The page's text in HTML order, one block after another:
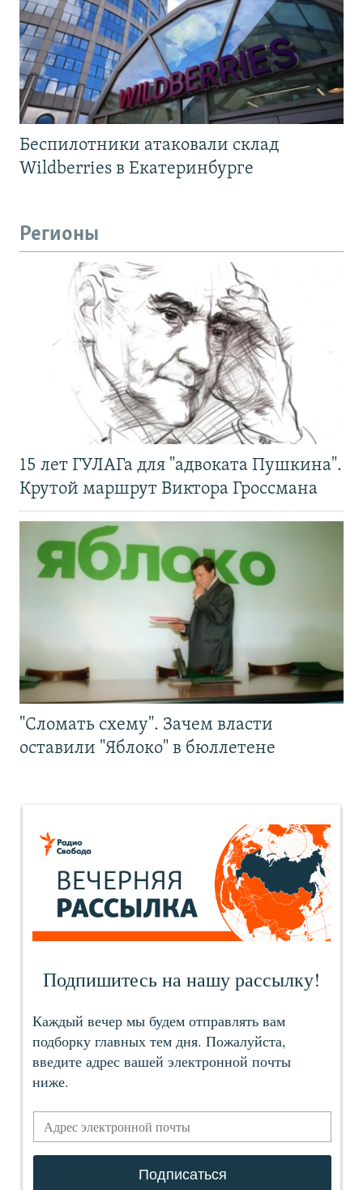
Беспилотники атаковали склад
Wildberries в Екатеринбурге
Регионы
15 лет ГУЛАГа для "адвоката Пушкина".
Крутой маршрут Виктора Гроссмана
"Сломать схему". Зачем власти
оставили "Яблоко" в бюллетене